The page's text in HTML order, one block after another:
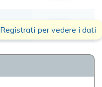
00,00 mt
Registrati per vedere i dati